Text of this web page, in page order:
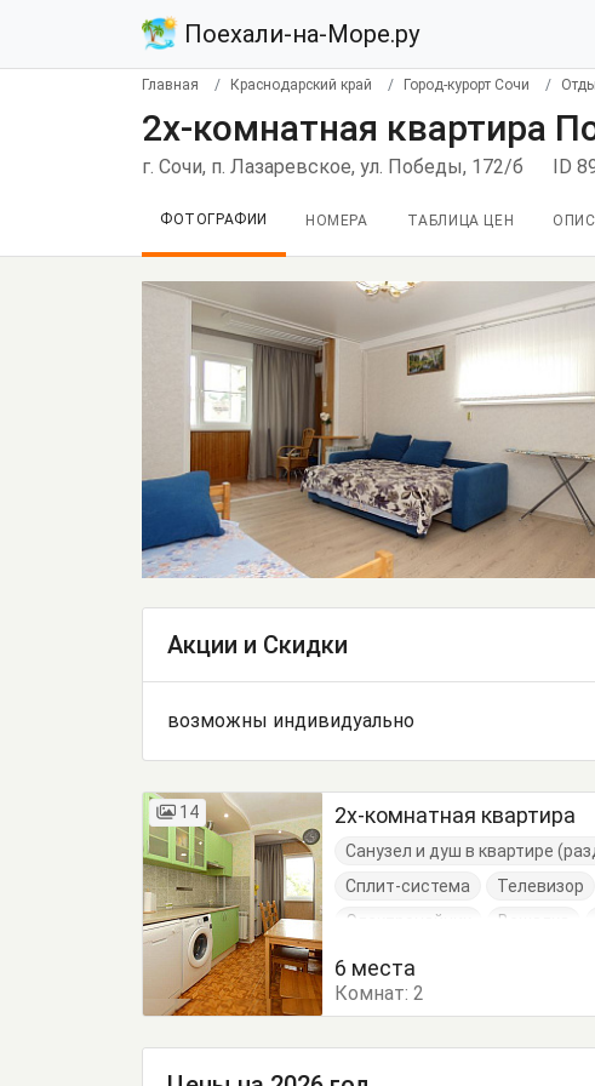
Поехали-на-Море.ру
Главная Краснодарский край Город-курорт Сочи
2х-комнатная квартира
г. Сочи, п. Лазаревское, ул. Победы, 172/б ID
ФОТОГРАФИИ НОМЕРА ТАБЛИЦА ЦЕН
Акции и Скидки
возможны индивидуально
14 2х-комнатная квартира
Санузел и душ в квартире
Сплит-система
Телевизор
Электрочайник
Вешалка
Кровать односпальная
6 места
Комнат:2